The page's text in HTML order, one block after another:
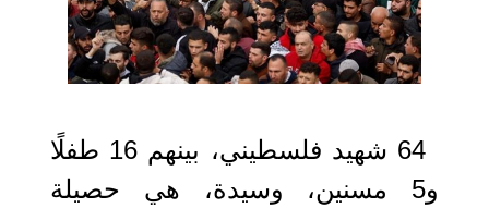
64 شهيد فلسطيني، بينهم 16 طفلًا
و5 مسنين، وسيدة، هي حصيلة